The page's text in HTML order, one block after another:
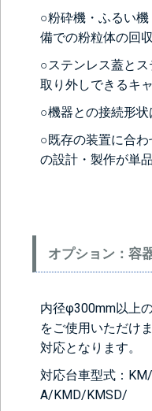
背面側に部品をつける
なし
目
＞＞詳しくはこちらから
○粉砕機・ふるい
備での粉粒体の回
○ステンレス蓋と
取り外しできるキ
○機器との接続形状
○既存の装置に合
の設計・製作が単
オプション：容
内径φ300mm以上
をご使用いただけ
対応となります。
対応台車型式：
A/KMD/KMSD/